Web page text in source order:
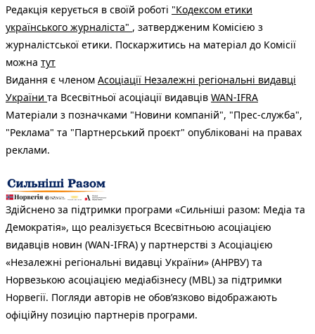
Редакція керується в своїй роботі "Кодексом етики
українського журналіста" , затвердженим Комісією з
журналістської етики. Поскаржитись на матеріал до Комісії
можна тут
Видання є членом Асоціації Незалежні регіональні видавці
України та Всесвітньої асоціації видавців WAN-IFRA
Матеріали з позначками "Новини компаній", "Прес-служба",
"Реклама" та "Партнерський проєкт" опубліковані на правах
реклами.
Здійснено за підтримки програми «Сильніші разом: Медіа та
Демократія», що реалізується Всесвітньою асоціацією
видавців новин (WAN-IFRA) у партнерстві з Асоціацією
«Незалежні регіональні видавці України» (АНРВУ) та
Норвезькою асоціацією медіабізнесу (MBL) за підтримки
Норвегії. Погляди авторів не обов’язково відображають
офіційну позицію партнерів програми.